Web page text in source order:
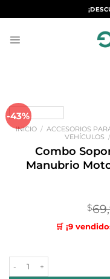
al
-43%
INICIO / ACCESORIOS
VEHÍCULOS /
Combo
Manubrio
$
🛒 ¡9